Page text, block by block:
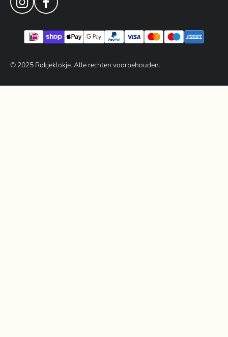
© 2025Rokjeklokje. Alle rechten voorbehouden.